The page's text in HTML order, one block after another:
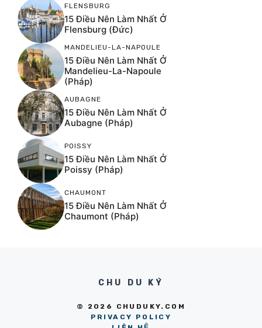
FLENSBURG
15 Điều Nên Làm Nhất Ở
Flensburg (Đức)
MANDELIEU-LA-NAPOULE
15 Điều Nên Làm Nhất Ở
Mandelieu-La-Napoule
(Pháp)
AUBAGNE
15 Điều Nên Làm Nhất Ở
Aubagne (Pháp)
POISSY
15 Điều Nên Làm Nhất Ở
Poissy (Pháp)
CHAUMONT
15 Điều Nên Làm Nhất Ở
Chaumont (Pháp)
CHU DU KÝ
© 2026 CHUDUKY.COM
PRIVACY POLICY